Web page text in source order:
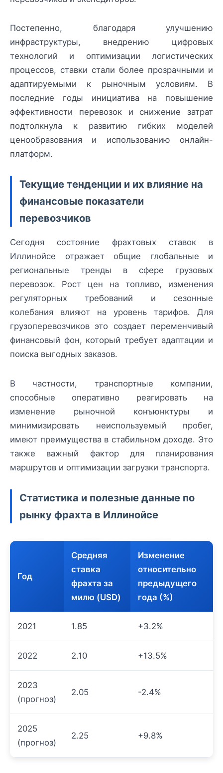
Постепенно, благодаря улучшению
инфраструктуры, внедрению цифровых
технологий и оптимизации логистических
процессов, ставки стали более прозрачными и
адаптируемыми к рыночным условиям. В
последние годы инициатива на повышение
эффективности перевозок и снижение затрат
подтолкнула к развитию гибких моделей
ценообразования и использованию онлайн-
платформ.
Текущие тенденции и их влияние на
финансовые показатели
перевозчиков
Сегодня состояние фрахтовых ставок в
Иллинойсе отражает общие глобальные и
региональные тренды в сфере грузовых
перевозок. Рост цен на топливо, изменения
регуляторных требований и сезонные
колебания влияют на уровень тарифов. Для
грузоперевозчиков это создает переменчивый
финансовый фон, который требует адаптации и
поиска выгодных заказов.
В частности, транспортные компании,
способные оперативно реагировать на
изменение рыночной конъюнктуры и
минимизировать неиспользуемый пробег,
имеют преимущества в стабильном доходе. Это
также важный фактор для планирования
маршрутов и оптимизации загрузки транспорта.
Статистика и полезные данные по
рынку фрахта в Иллинойсе
Год
Средняя
ставка
фрахта за
милю (USD)
Изменение
относительно
предыдущего
года (%)
2021 1.85 +3.2%
2022 2.10 +13.5%
2023
(прогноз)
2.05 -2.4%
2025
(прогноз)
2.25 +9.8%